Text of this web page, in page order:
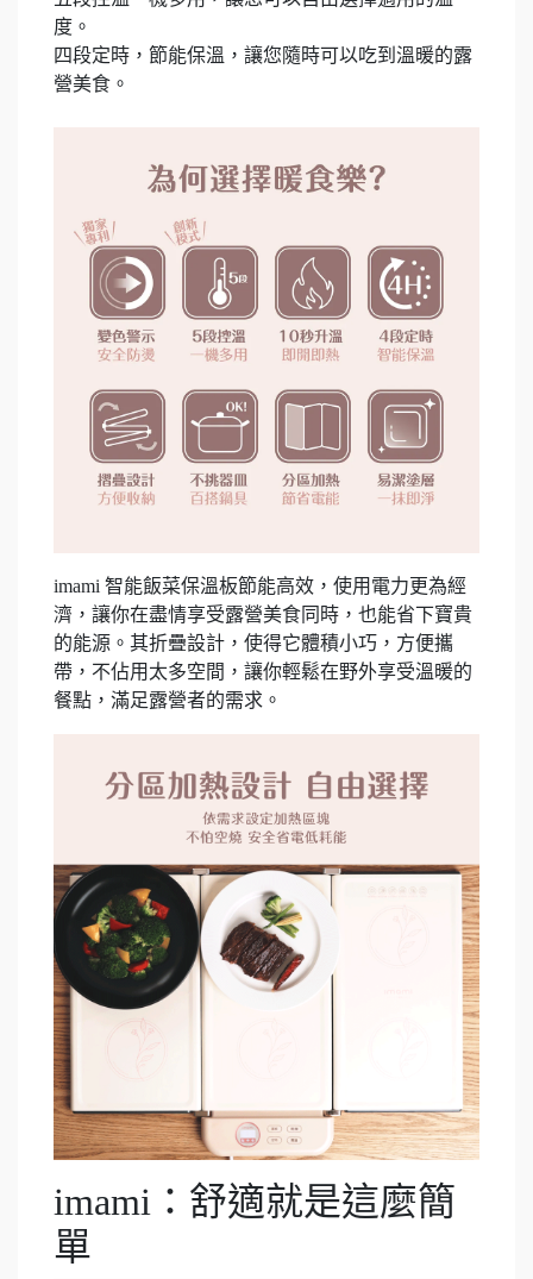
度。
四段定時，節能保溫，讓您隨時可以吃到溫暖的露
營美食。
imami 智能飯菜保溫板節能高效，使用電力更為經
濟，讓你在盡情享受露營美食同時，也能省下寶貴
的能源。其折疊設計，使得它體積小巧，方便攜
帶，不佔用太多空間，讓你輕鬆在野外享受溫暖的
餐點，滿足露營者的需求。
imami：舒適就是這麼簡
單